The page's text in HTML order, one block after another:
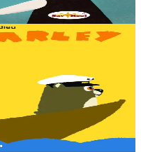
penaos bezañ kabiten ?
teneridigezh eo pal an